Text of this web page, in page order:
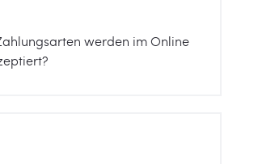
werden im Online